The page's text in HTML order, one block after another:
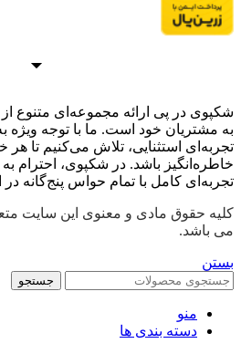
شکپوی در پی ارائه مجموعه‌ای متنوع
به مشتریان خود است. ما با توجه ویژه
تجربه‌ای استثنایی، تلاش می‌کنیم تا
خاطره‌انگیز باشد. در شکپوی، احترام
تجربه‌ای کامل با تمام حواس پنج‌گانه در
کلیه حقوق مادی و معنوی این سایت
می باشد.
بستن
جستجو
منو
دسته بندی ها